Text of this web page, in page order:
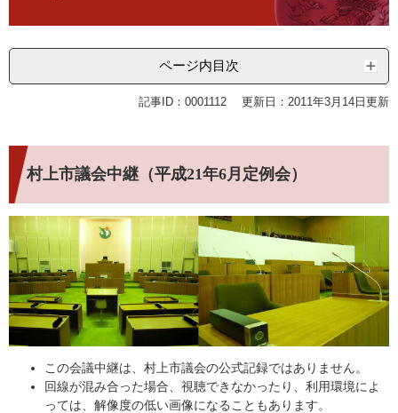
ページ内目次
記事ID：0001112 更新日：2011年3月14日更新
村上市議会中継（平成21年6月定例会）
この会議中継は、村上市議会の公式記録ではありません。
回線が混み合った場合、視聴できなかったり、利用環境によ
っては、解像度の低い画像になることもあります。